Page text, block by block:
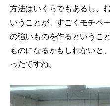
方法はいくらでもあるし、
いうことが、すごくモチベ
の強いものを作るというこ
ものになるかもしれないと
ったですね。